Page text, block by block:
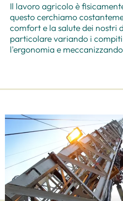
Il lavoro agricolo è
questo cerchiamo
comfort e la salute dei nostri
particolare variando i
l'ergonomia e